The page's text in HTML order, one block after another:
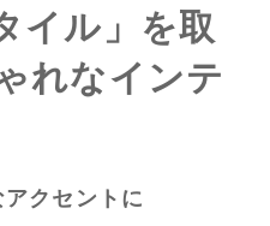
イル」を取
れなインテ
クセントに